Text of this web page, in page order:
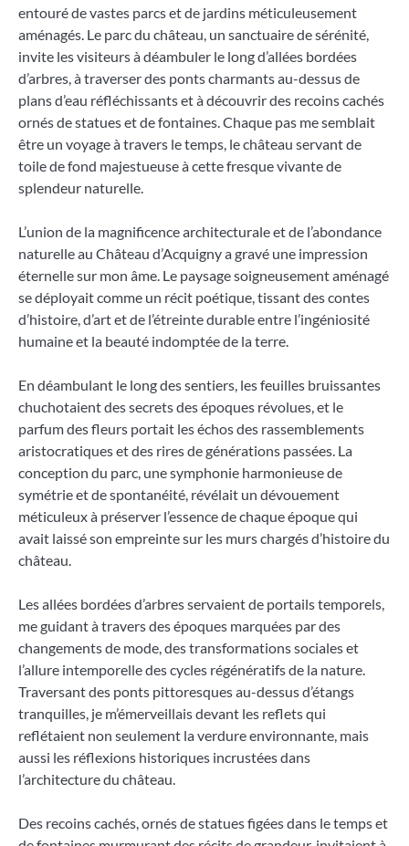
entouré de vastes parcs et de jardins méticuleusement
aménagés. Le parc du château, un sanctuaire de sérénité,
invite les visiteurs à déambuler le long d’allées bordées
d’arbres, à traverser des ponts charmants au-dessus de
plans d’eau réfléchissants et à découvrir des recoins cachés
ornés de statues et de fontaines. Chaque pas me semblait
être un voyage à travers le temps, le château servant de
toile de fond majestueuse à cette fresque vivante de
splendeur naturelle.
L’union de la magnificence architecturale et de l’abondance
naturelle au Château d’Acquigny a gravé une impression
éternelle sur mon âme. Le paysage soigneusement aménagé
se déployait comme un récit poétique, tissant des contes
d’histoire, d’art et de l’étreinte durable entre l’ingéniosité
humaine et la beauté indomptée de la terre.
En déambulant le long des sentiers, les feuilles bruissantes
chuchotaient des secrets des époques révolues, et le
parfum des fleurs portait les échos des rassemblements
aristocratiques et des rires de générations passées. La
conception du parc, une symphonie harmonieuse de
symétrie et de spontanéité, révélait un dévouement
méticuleux à préserver l’essence de chaque époque qui
avait laissé son empreinte sur les murs chargés d’histoire du
château.
Les allées bordées d’arbres servaient de portails temporels,
me guidant à travers des époques marquées par des
changements de mode, des transformations sociales et
l’allure intemporelle des cycles régénératifs de la nature.
Traversant des ponts pittoresques au-dessus d’étangs
tranquilles, je m’émerveillais devant les reflets qui
reflétaient non seulement la verdure environnante, mais
aussi les réflexions historiques incrustées dans
l’architecture du château.
Des recoins cachés, ornés de statues figées dans le temps et